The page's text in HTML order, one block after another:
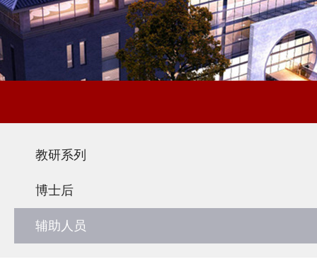
教研系列
博士后
辅助人员